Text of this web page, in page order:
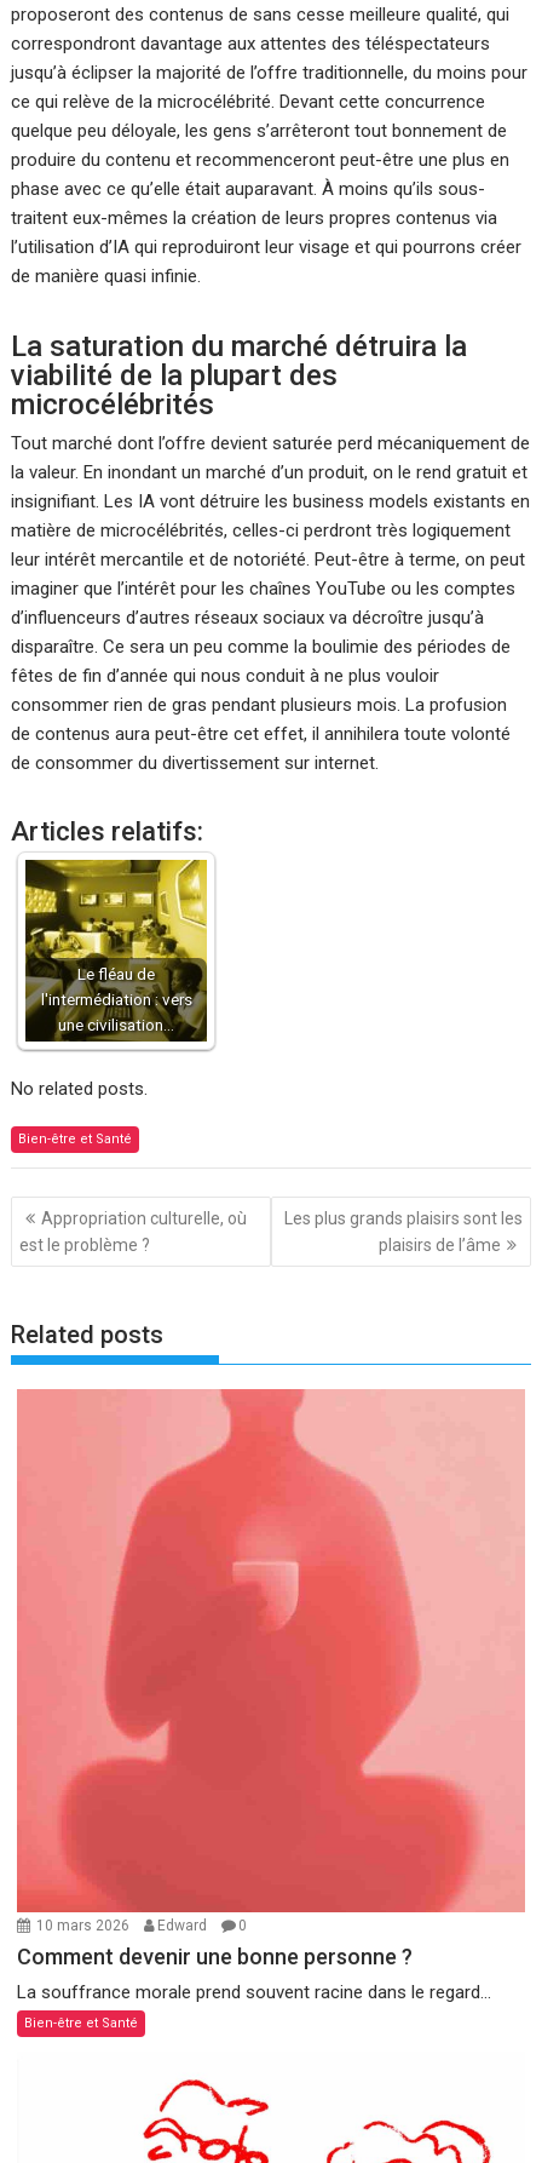
proposeront des contenus de sans cesse meilleure qualité, qui
correspondront davantage aux attentes des téléspectateurs
jusqu’à éclipser la majorité de l’offre traditionnelle, du moins pour
ce qui relève de la microcélébrité. Devant cette concurrence
quelque peu déloyale, les gens s’arrêteront tout bonnement de
produire du contenu et recommenceront peut-être une plus en
phase avec ce qu’elle était auparavant. À moins qu’ils sous-
traitent eux-mêmes la création de leurs propres contenus via
l’utilisation d’IA qui reproduiront leur visage et qui pourrons créer
de manière quasi infinie.
La saturation du marché détruira la
viabilité de la plupart des
microcélébrités
Tout marché dont l’offre devient saturée perd mécaniquement de
la valeur. En inondant un marché d’un produit, on le rend gratuit et
insignifiant. Les IA vont détruire les business models existants en
matière de microcélébrités, celles-ci perdront très logiquement
leur intérêt mercantile et de notoriété. Peut-être à terme, on peut
imaginer que l’intérêt pour les chaînes YouTube ou les comptes
d’influenceurs d’autres réseaux sociaux va décroître jusqu’à
disparaître. Ce sera un peu comme la boulimie des périodes de
fêtes de fin d’année qui nous conduit à ne plus vouloir
consommer rien de gras pendant plusieurs mois. La profusion
de contenus aura peut-être cet effet, il annihilera toute volonté
de consommer du divertissement sur internet.
Articles relatifs:
Le fléau de
l'intermédiation : vers
une civilisation…
No related posts.
Bien-être et Santé
Navigation
de
l’article
Appropriation culturelle, où
est le problème ?
Les plus grands plaisirs sont les
plaisirs de l’âme
Related posts
10 mars 2026 Edward 0
Comment devenir une bonne personne ?
La souffrance morale prend souvent racine dans le regard...
Bien-être et Santé